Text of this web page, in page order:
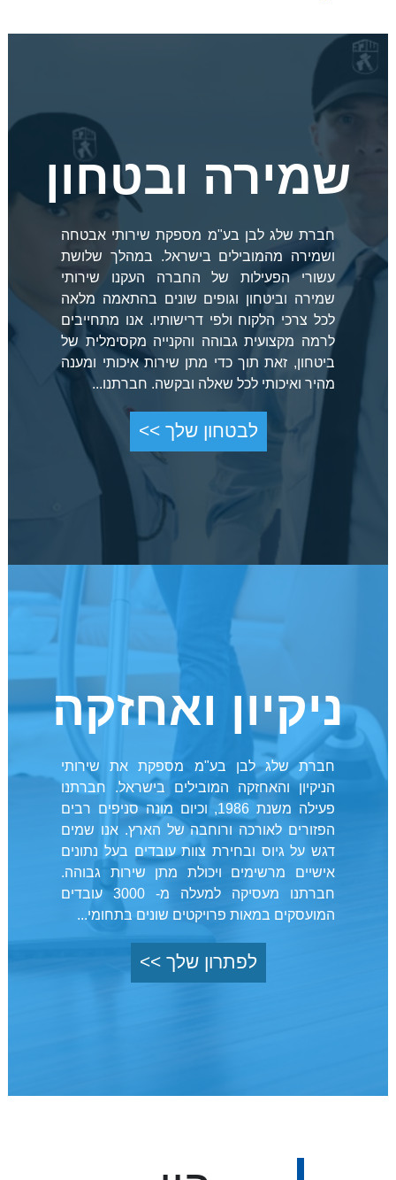
שמירה ובטחון
חברת שלג לבן בע"מ מספקת שירותי אבטחה
ושמירה מהמובילים בישראל. במהלך שלושת
עשורי הפעילות של החברה העקנו שירותי
שמירה וביטחון וגופים שונים בהתאמה מלאה
לכל צרכי הלקוח ולפי דרישותיו. אנו מתחייבים
לרמה מקצועית גבוהה והקנייה מקסימלית של
ביטחון, זאת תוך כדי מתן שירות איכותי ומענה
מהיר ואיכותי לכל שאלה ובקשה. חברתנו...
לבטחון שלך >>
ניקיון ואחזקה
חברת שלג לבן בע"מ מספקת את שירותי
הניקיון והאחזקה המובילים בישראל. חברתנו
פעילה משנת 1986, וכיום מונה סניפים רבים
הפזורים לאורכה ורוחבה של הארץ. אנו שמים
דגש על גיוס ובחירת צוות עובדים בעל נתונים
אישיים מרשימים ויכולת מתן שירות גבוהה.
חברתנו מעסיקה למעלה מ- 3000 עובדים
המועסקים במאות פרויקטים שונים בתחומי...
לפתרון שלך >>